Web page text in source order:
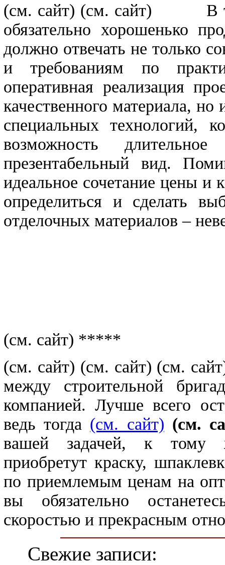
(см. сайт) (см. сайт) В
обязательно хорошенько
должно отвечать не только
и требованиям по
оперативная реализация
качественного материала,
специальных технологий,
возможность
презентабельный вид.
идеальное сочетание цены и
определиться и сделать
отделочных материалов –
(см. сайт) *****
(см. сайт) (см. сайт) (см.
между строительной
компанией. Лучше всего
ведь тогда (см. сайт) (см.
вашей задачей, к тому
приобретут краску,
по приемлемым ценам на
вы обязательно
скоростью и прекрасным
Свежие записи: